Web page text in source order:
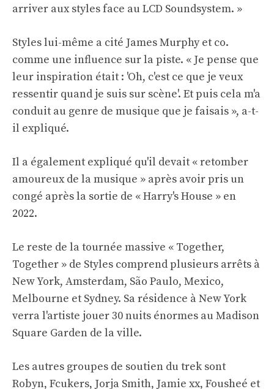
arriver aux styles face au LCD Soundsystem. »
Styles lui-même a cité James Murphy et co.
comme une influence sur la piste. « Je pense que
leur inspiration était : 'Oh, c'est ce que je veux
ressentir quand je suis sur scène'. Et puis cela m'a
conduit au genre de musique que je faisais », a-t-
il expliqué.
Il a également expliqué qu'il devait « retomber
amoureux de la musique » après avoir pris un
congé après la sortie de « Harry's House » en
2022.
Le reste de la tournée massive « Together,
Together » de Styles comprend plusieurs arrêts à
New York, Amsterdam, São Paulo, Mexico,
Melbourne et Sydney. Sa résidence à New York
verra l'artiste jouer 30 nuits énormes au Madison
Square Garden de la ville.
Les autres groupes de soutien du trek sont
Robyn, Fcukers, Jorja Smith, Jamie xx, Fousheé et